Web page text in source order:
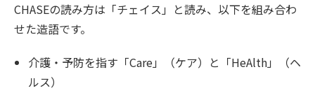
CHASEの読み方は「チェイス」と読み、以下を組み合わ
せた造語です。
介護・予防を指す「Care」（ケア）と「HeAlth」（ヘ
ルス）